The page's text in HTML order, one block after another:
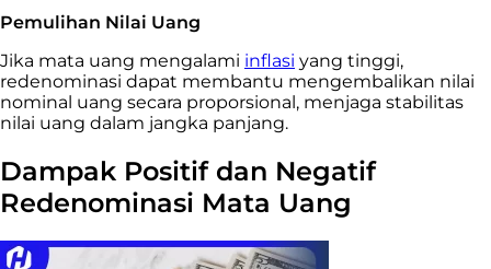
Pemulihan Nilai Uang
Jika mata uang mengalami inflasi yang tinggi,
redenominasi dapat membantu mengembalikan nilai
nominal uang secara proporsional, menjaga stabilitas
nilai uang dalam jangka panjang.
Dampak Positif dan Negatif
Redenominasi Mata Uang